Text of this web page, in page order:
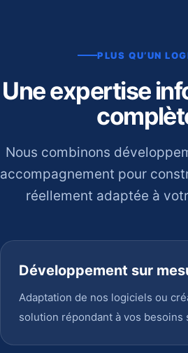
PLUS QU’UN
Une expertise
Nous combinons
accompagnement pour
réellement adaptée à
Développement sur
Adaptation de nos logiciels ou
solution répondant à vos besoins